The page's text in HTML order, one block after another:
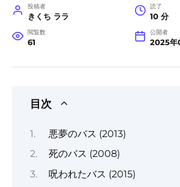
投稿者
きくち ララ
読了
10 分
閲覧数
61
公開者
2025年
目次
悪夢のバス (2013)
死のバス (2008)
呪われたバス (2015)